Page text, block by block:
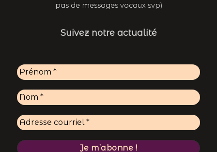
pas de messages vocaux svp)
Suivez notre actualité